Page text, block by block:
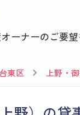
ーナーのご要
東区 上野・